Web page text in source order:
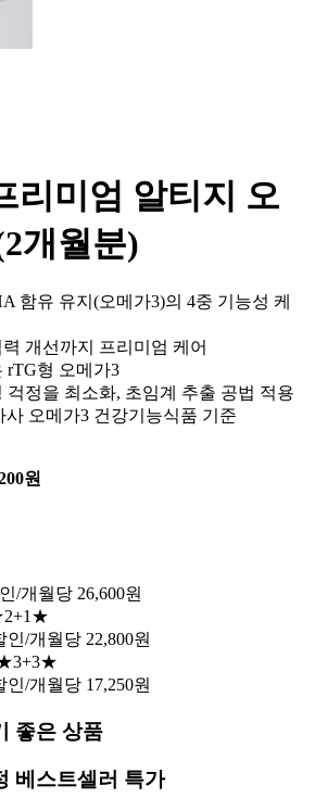
리미엄 알티지 오
개월분)
함유 유지(오메가3)의 4중 기능성 케
개선까지 프리미엄 케어
rTG형 오메가3
정을 최소화, 초임계 추출 공법 적용
사 오메가3 건강기능식품 기준
원
/개월당 26,600원
인/개월당 22,800원
★3+3★
인/개월당 17,250원
좋은 상품
베스트셀러 특가